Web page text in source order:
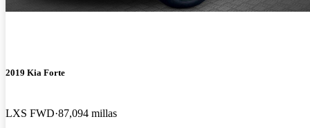
2019 Kia Forte
LXS FWD 87,094 millas